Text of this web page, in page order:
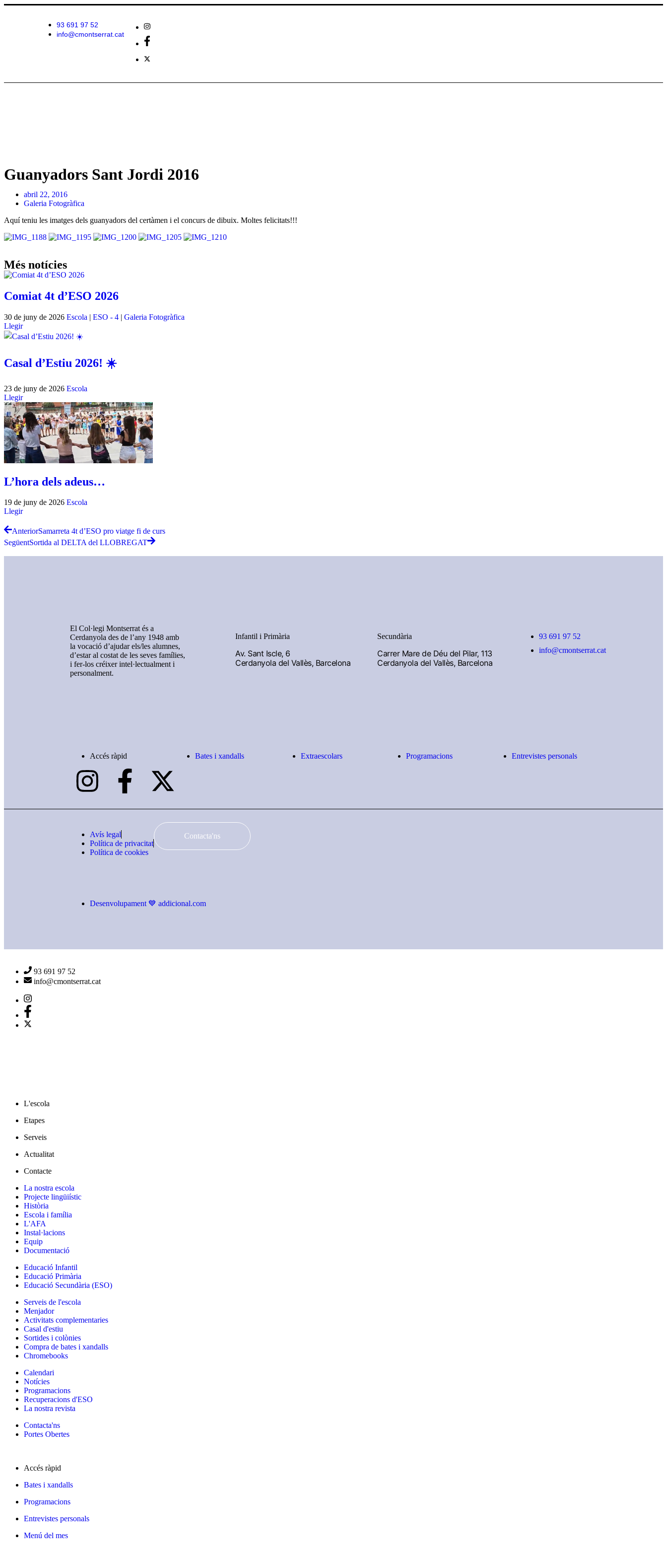
93 691 97 52
info@cmontserrat.cat
Guanyadors Sant Jordi 2016
abril 22, 2016
Galeria Fotogràfica
Aquí teniu les imatges dels guanyadors del certàmen i el concurs de dibuix. Moltes felicitats!!!
Més notícies
Comiat 4t d’ESO 2026
30 de juny de 2026 Escola | ESO - 4 | Galeria Fotogràfica
Llegir
Casal d’Estiu 2026! ☀️
23 de juny de 2026 Escola
Llegir
L’hora dels adeus…
19 de juny de 2026 Escola
Llegir
AnteriorSamarreta 4t d’ESO pro viatge fi de curs
SegüentSortida al DELTA del LLOBREGAT
El Col·legi Montserrat és a
Cerdanyola des de l’any 1948 amb
la vocació d’ajudar els/les alumnes,
d’estar al costat de les seves famílies,
i fer-los créixer intel·lectualment i
personalment.
Infantil i Primària
Av. Sant Iscle, 6
Cerdanyola del Vallès, Barcelona
Secundària
Carrer Mare de Déu del Pilar, 113
Cerdanyola del Vallès, Barcelona
93 691 97 52
info@cmontserrat.cat
Accés ràpid Bates i xandalls Extraescolars Programacions Entrevistes personals
Avís legal
Política de privacitat
Política de cookies
Contacta'ns
Desenvolupament 💙 addicional.com
93 691 97 52
info@cmontserrat.cat
L'escola
Etapes
Serveis
Actualitat
Contacte
La nostra escola
Projecte lingüiístic
Història
Escola i família
L'AFA
Instal·lacions
Equip
Documentació
Educació Infantil
Educació Primària
Educació Secundària (ESO)
Serveis de l'escola
Menjador
Activitats complementaries
Casal d'estiu
Sortides i colònies
Compra de bates i xandalls
Chromebooks
Calendari
Notícies
Programacions
Recuperacions d'ESO
La nostra revista
Contacta'ns
Portes Obertes
Accés ràpid
Bates i xandalls
Programacions
Entrevistes personals
Menú del mes